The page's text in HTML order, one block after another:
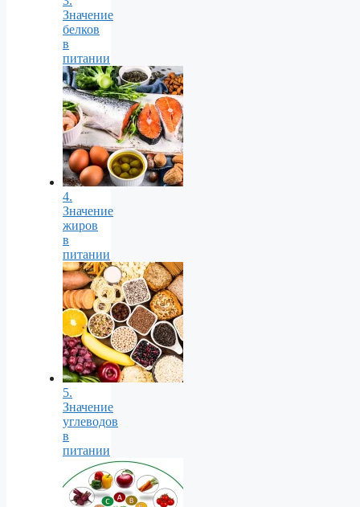
Значение
белков
в
питании
4.
Значение
жиров
в
питании
5.
Значение
углеводов
в
питании